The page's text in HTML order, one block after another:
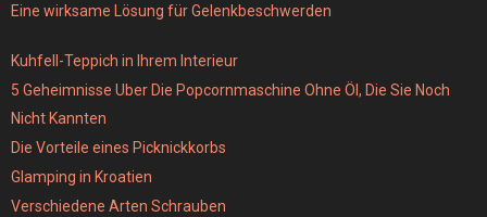
Eine wirksame Lösung für Gelenkbeschwerden
Kuhfell-Teppich in Ihrem Interieur
5 Geheimnisse Uber Die Popcornmaschine Ohne Öl, Die Sie Noch
Nicht Kannten
Die Vorteile eines Picknickkorbs
Glamping in Kroatien
Verschiedene Arten Schrauben